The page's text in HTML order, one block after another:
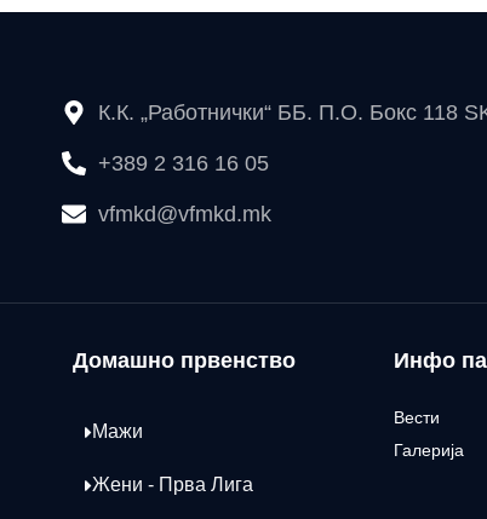
К.К. „Работнички“ ББ. П.О. Бокс 118
+389 2 316 16 05
vfmkd@vfmkd.mk
Домашно првенство
Мажи
Жени - Прва Лига
Инфо
Вести
Галерија